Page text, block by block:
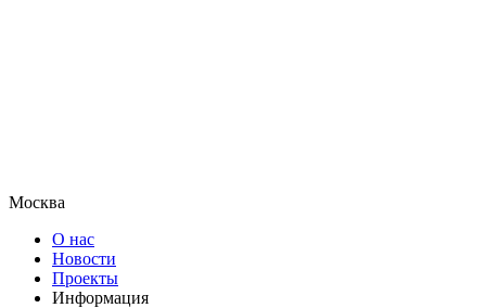
Москва
О нас
Новости
Проекты
Информация